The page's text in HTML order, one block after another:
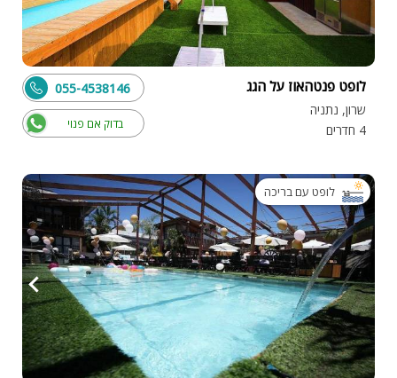
לופט פנטהאוז על הגג
שרון, נתניה
4 חדרים
בדוק אם פנוי
055-4538146
לופט עם בריכה